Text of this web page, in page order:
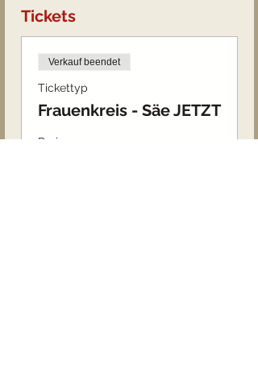
Tickets
Verkauf beendet
Tickettyp
Frauenkreis - Säe JETZT
Preis